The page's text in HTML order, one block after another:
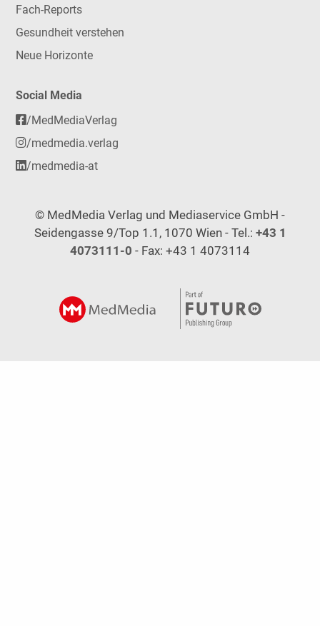
Fach-Reports
Gesundheit verstehen
Neue Horizonte
Social Media
/MedMediaVerlag
/medmedia.verlag
/medmedia-at
© MedMedia Verlag und Mediaservice GmbH -
Seidengasse 9/Top 1.1, 1070 Wien - Tel.: +43 1
4073111-0 - Fax: +43 1 4073114